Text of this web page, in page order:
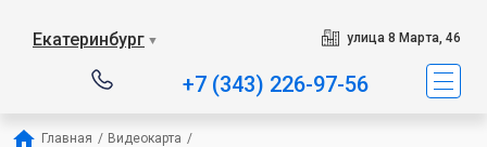
Екатеринбург ▼ улица 8 Марта, 46
+7 (343) 226-97-56
Главная / Видеокарта /